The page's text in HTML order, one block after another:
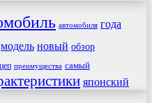
автомобиля года
модель новый обзор
преимущества самый
японский